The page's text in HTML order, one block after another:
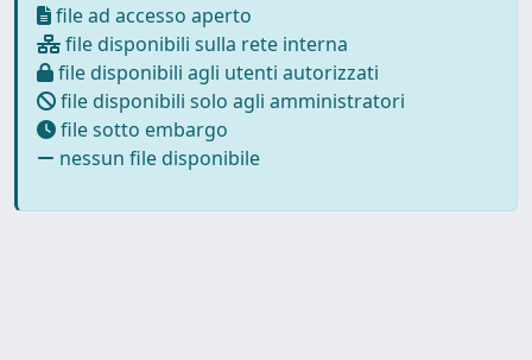
file ad accesso aperto
file disponibili sulla rete interna
file disponibili agli utenti autorizzati
file disponibili solo agli amministratori
file sotto embargo
nessun file disponibile